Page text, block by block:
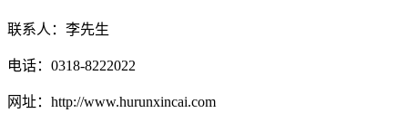
联系人：李先生
电话：0318-8222022
网址：http://www.hurunxincai.com